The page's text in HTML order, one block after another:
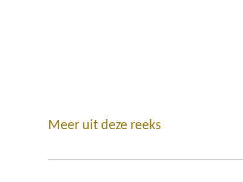
Meer uit deze reeks